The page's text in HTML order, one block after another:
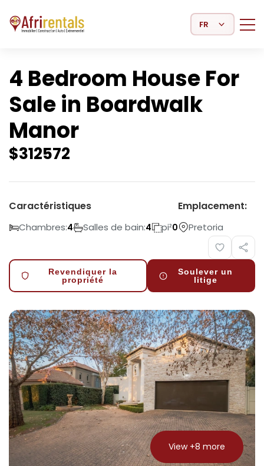
Select Language
4 Bedroom House For
Sale in Boardwalk
Manor
$312572
Caractéristiques
Chambres:4 Salles de bain:4 pi²0
Emplacement:
Pretoria
Revendiquer la
propriété
Soulever un
litige
View +8 more